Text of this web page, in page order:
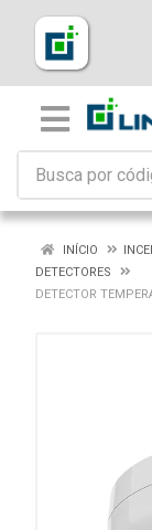
INÍCIO
DETECTORES
DETECTOR